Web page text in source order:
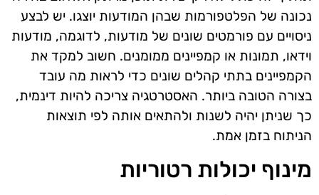
נכונה של הפלטפורמות שבהן המודעות יוצגו. יש לבצע
ניסויים עם פורמטים שונים של מודעות, לדוגמה, מודעות
וידאו, תמונות או קמפיינים ממומנים. חשוב למקד את
הקמפיינים בתתי קהלים שונים כדי לראות מה עובד
בצורה הטובה ביותר. האסטרטגיה צריכה להיות דינמית,
כך שניתן יהיה לשנות ולהתאים אותה לפי תוצאות
הניתוח בזמן אמת.
מינוף יכולות רטוריות